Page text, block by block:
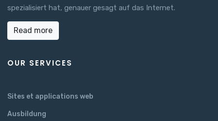
spezialisiert hat, genauer gesagt auf das Internet.
Read more
OUR SERVICES
Sites et applications web
Ausbildung